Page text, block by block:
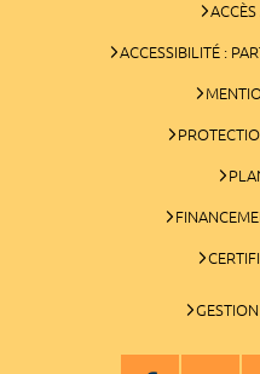
ACCESSIBILITÉ :